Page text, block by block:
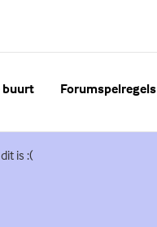
buurt Forumspelregels
is :(